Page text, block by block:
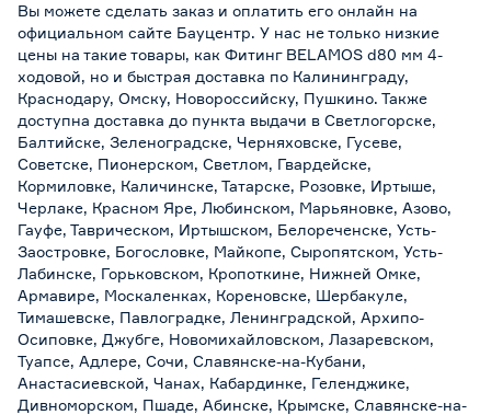
Вы можете сделать заказ и оплатить его онлайн на
официальном сайте Бауцентр. У нас не только низкие
цены на такие товары, как Фитинг BELAMOS d80 мм 4-
ходовой, но и быстрая доставка по Калининграду,
Краснодару, Омску, Новороссийску, Пушкино. Также
доступна доставка до пункта выдачи в Светлогорске,
Балтийске, Зеленоградске, Черняховске, Гусеве,
Советске, Пионерском, Светлом, Гвардейске,
Кормиловке, Каличинске, Татарске, Розовке, Иртыше,
Черлаке, Красном Яре, Любинском, Марьяновке, Азово,
Гауфе, Таврическом, Иртышском, Белореченске, Усть-
Заостровке, Богословке, Майкопе, Сыропятском, Усть-
Лабинске, Горьковском, Кропоткине, Нижней Омке,
Армавире, Москаленках, Кореновске, Шербакуле,
Тимашевске, Павлоградке, Ленинградской, Архипо-
Осиповке, Джубге, Новомихайловском, Лазаревском,
Туапсе, Адлере, Сочи, Славянске-на-Кубани,
Анастасиевской, Чанах, Кабардинке, Геленджике,
Дивноморском, Пшаде, Абинске, Крымске, Славянске-на-